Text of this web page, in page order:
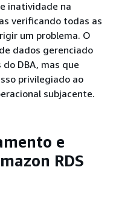
inatividade na
verificando todas as
um problema. O
dados gerenciado
DBA, mas que
privilegiado ao
subjacente.
e
RDS